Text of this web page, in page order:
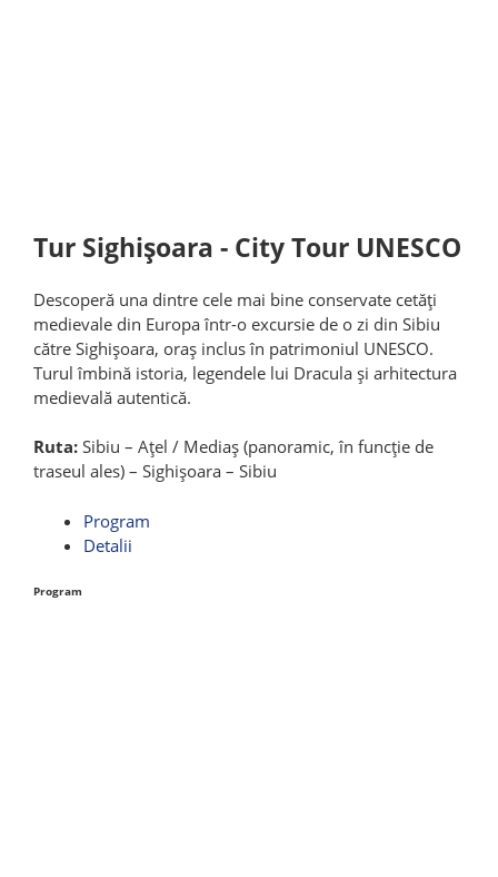
Tur Sighișoara - City Tour UNESCO
Descoperă una dintre cele mai bine conservate cetăți
medievale din Europa într-o excursie de o zi din Sibiu
către Sighișoara, oraș inclus în patrimoniul UNESCO.
Turul îmbină istoria, legendele lui Dracula și arhitectura
medievală autentică.
Ruta: Sibiu – Ațel / Mediaș (panoramic, în funcție de
traseul ales) – Sighișoara – Sibiu
Program
Detalii
Program